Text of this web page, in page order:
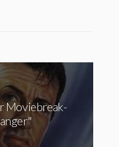
Moviebreak-